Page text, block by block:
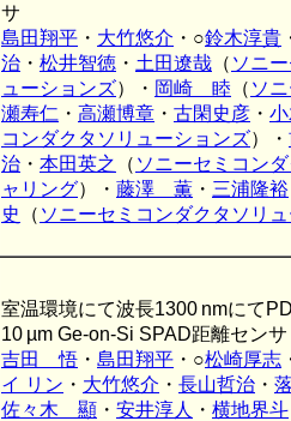
サ
島田翔平 ・ 大竹悠介 ・○鈴木淳貴
治 ・ 松井智徳 ・ 土田遼哉 （ ソニ
ューションズ）・ 岡崎 睦 （ ソ
瀬寿仁 ・ 高瀬博章 ・ 古閑史彦 ・
コンダクタソリューションズ）・
治 ・ 本田英之 （ ソニーセミコン
ャリング）・ 藤澤 薫 ・ 三浦隆裕
史
（ ソニーセミコンダクタソリ
室温環境にて波長1300 nmにて
10 µm Ge-on-Si SPAD距離センサ
吉田 悟 ・ 島田翔平 ・○松崎厚志
イ リン ・ 大竹悠介 ・ 長山哲治 ・
佐々木 顯 ・ 安井淳人 ・ 横地界斗